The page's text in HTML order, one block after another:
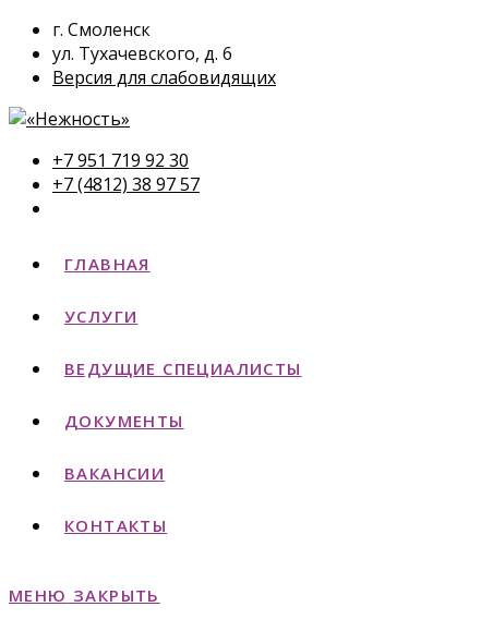
г. Смоленск
ул. Тухачевского, д. 6
Версия для слабовидящих
+7 951 719 92 30
+7 (4812) 38 97 57
ГЛАВНАЯ
УСЛУГИ
ВЕДУЩИЕ СПЕЦИАЛИСТЫ
ДОКУМЕНТЫ
ВАКАНСИИ
КОНТАКТЫ
МЕНЮ ЗАКРЫТЬ